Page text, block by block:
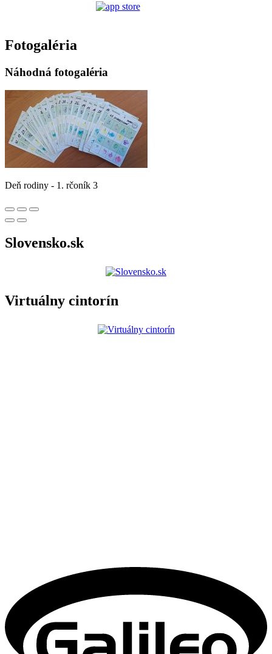
Fotogaléria
Náhodná fotogaléria
Deň rodiny - 1. rčoník 3
Slovensko.sk
Virtuálny cintorín